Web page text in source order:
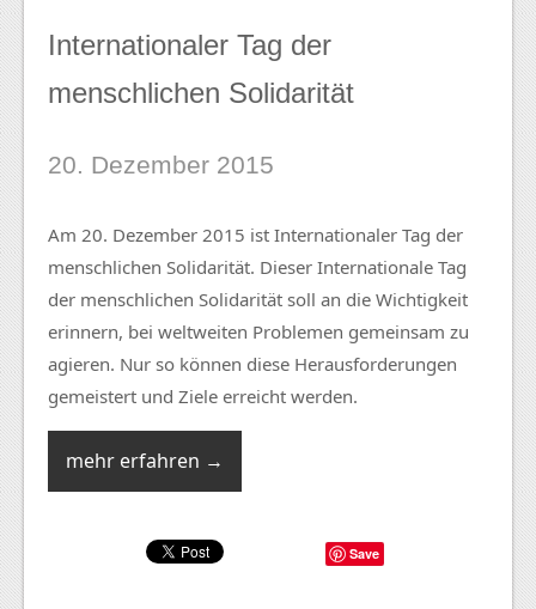
Internationaler Tag der
menschlichen Solidarität
20. Dezember 2015
Am 20. Dezember 2015 ist Internationaler Tag der
menschlichen Solidarität. Dieser Internationale Tag
der menschlichen Solidarität soll an die Wichtigkeit
erinnern, bei weltweiten Problemen gemeinsam zu
agieren. Nur so können diese Herausforderungen
gemeistert und Ziele erreicht werden.
mehr erfahren →
Save